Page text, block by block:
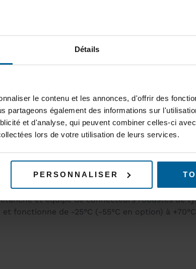
Détails
le contenu et les annonces, d'offrir des
partageons également des informations sur
et d'analyse, qui peuvent combiner celles-ci
lors de votre utilisation de leurs services.
PERSONNALISER
les communications inter-automates,
en extérieur ou en environnement
ABOARD permet de tirer pleinement profit
du lien radio renforcée.
en 2,4 et 5 GHz, réseaux maillés
et équipé de connecteurs robustes de
fonctionne de -25°C (-55°C en option) à